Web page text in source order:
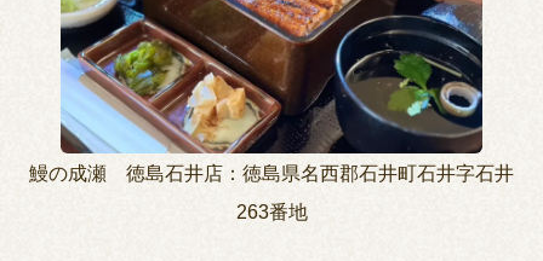
鰻の成瀬 徳島石井店：徳島県名西郡石井町石井字石井
263番地